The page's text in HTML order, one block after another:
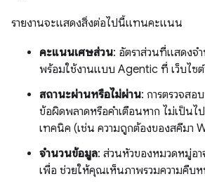
รายงานจะแสดงสิ่งต่อไปนี้แทนคะแนน
คะแนนเศษส่วน: อัตราส่วนที่แสดงจ
พร้อมใช้งานแบบ Agentic ที่ เว็บไซ
สถานะผ่านหรือไม่ผ่าน: การตรวจสอ
ข้อผิดพลาดหรือคำเตือนหาก ไม่เป็นไ
เทคนิค (เช่น ความถูกต้องของสคีมา
จำนวนข้อมูล: ส่วนหัวของหมวดหมู่อ
เพื่อ ช่วยให้คุณเห็นภาพรวมความคืบห